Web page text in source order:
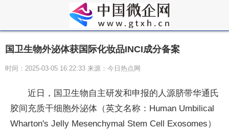
国卫生物外泌体获国际化妆品INCI成分备案
时间：2025-03-05 16:22:33 来源：今日热点网
近日，国卫生物自主研发和申报的人源脐带华通氏
胶间充质干细胞外泌体（英文名称：Human Umbilical
Wharton's Jelly Mesenchymal Stem Cell Exosomes）